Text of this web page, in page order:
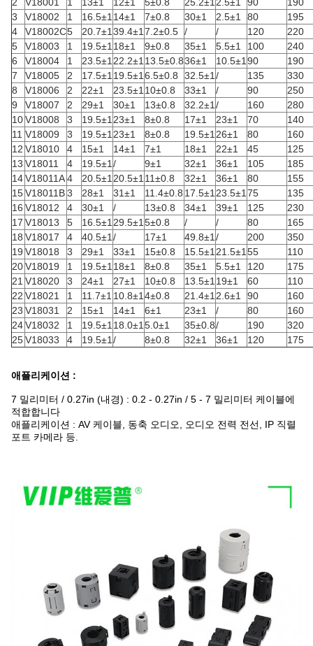
3
V18002 1 16.5±1 14±1 7±0.8 30±1 2.5±1 80
195
4
V18002C5 20.7±1 39.4±1 7.2±0.5 / / 120
220
5
V18003 1 19.5±1 18±1 9±0.8 35±1 5.5±1 100
240
6
V18004 1 23.5±1 22.2±1 13.5±0.836±1 10.5±1 90
190
7
V18005 2 17.5±1 19.5±1 6.5±0.8 32.5±1 / 135
330
8
V18006 2 22±1 23.5±1 10±0.8 33±1 / 90
250
9
V18007 2 29±1 30±1 13±0.8 32.2±1 / 160
280
10V18008 3 19.5±1 23±1 8±0.8 17±1 23±1 70
140
11 V18009 3 19.5±1 23±1 8±0.8 19.5±1 26±1 80
160
12 V18010 4 15±1 14±1 7±1 18±1 22±1 45
125
13 V18011 4 19.5±1 / 9±1 32±1 36±1 105
185
14V18011A4 20.5±1 20.5±1 11±0.8 32±1 36±1 80
155
15V18011B3 28±1 31±1 11.4±0.8 17.5±1 23.5±1 75
135
16 V18012 4 30±1 / 13±0.8 34±1 39±1 125
230
17 V18013 5 16.5±1 29.5±1 5±0.8 / / 80
165
18 V18017 4 40.5±1 / 17±1 49.8±1 / 200
350
19 V18018 3 29±1 33±1 15±0.8 15.5±1 21.5±1 55
110
20V18019 1 19.5±1 18±1 8±0.8 35±1 5.5±1 120
175
21 V18020 3 24±1 27±1 10±0.8 13.5±1 19±1 60
110
22 V18021 1 11.7±1 10.8±1 4±0.8 21.4±1 2.6±1 90
160
23 V18031 2 15±1 14±1 6±1 23±1 / 80
160
24V18032 1 19.5±1 18.0±1 5.0±1 35±0.8/ 190
320
25V18033 4 19.5±1 / 8±0.8 32±1 36±1 120 175
애플리케이션 :
7 밀리미터 / 0.27in (내경) : 0.2 - 0.27in / 5 - 7 밀리미터 케이블에
적합합니다
애플리케이션 : AV 케이블, 동축 오디오, 오디오 전력 전선, IP 직렬
포트 카메라 등.